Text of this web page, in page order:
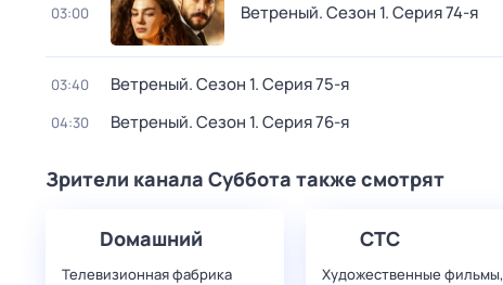
03:00 Ветреный. Сезон 1. Серия 74-я
03:40 Ветреный. Сезон 1. Серия 75-я
04:30 Ветреный. Сезон 1. Серия 76-я
Зрители канала Суббота также смотрят
Dомашний
Телевизионная фабрика
СТС
Художественные фильмы,